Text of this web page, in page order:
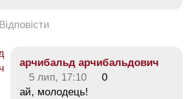
Відповісти
арчибальд арчибальдович
5 лип, 17:10
0
ай, молодець!